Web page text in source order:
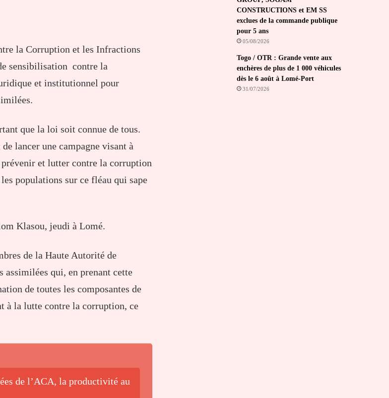
la Corruption et les Infractions
sensibilisation contre la
et institutionnel pour
que la loi soit connue de tous.
lancer une campagne visant à
et lutter contre la corruption
populations sur ce fléau qui sape
Klasou, jeudi à Lomé.
de la Haute Autorité de
qui, en prenant cette
de toutes les composantes de
à la lutte contre la corruption, ce
de l’ACA, la productivité au
CONSTRUCTIONS et EM SS
exclues de la commande publique
pour 5 ans
05/08/2026
Togo / OTR : Grande vente aux
enchères de plus de 1 000 véhicules
dès le 6 août à Lomé-Port
31/07/2026